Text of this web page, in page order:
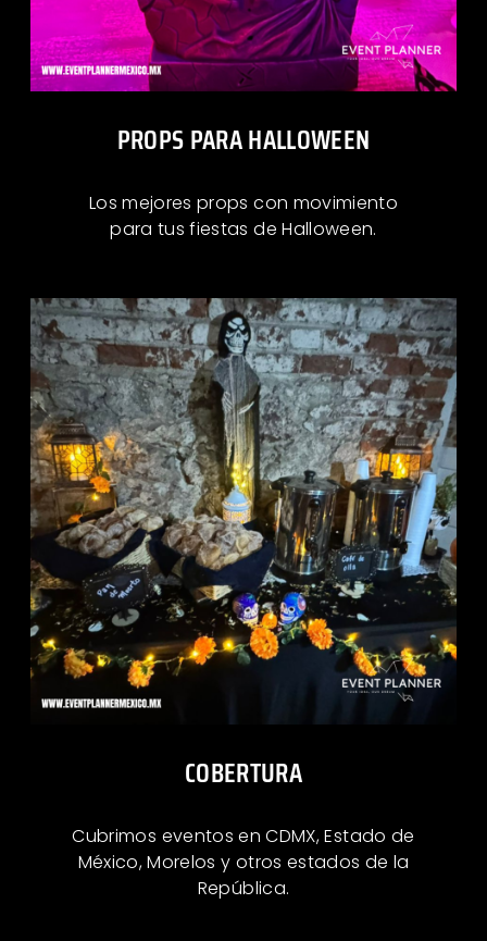
PROPS PARA HALLOWEEN
Los mejores props con movimiento
para tus fiestas de Halloween.
COBERTURA
Cubrimos eventos en CDMX, Estado de
México, Morelos y otros estados de la
República.